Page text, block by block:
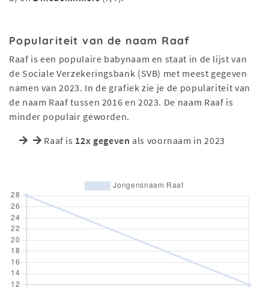
Populariteit van de naam Raaf
Raaf is een populaire babynaam en staat in de lijst van
de Sociale Verzekeringsbank (SVB) met meest gegeven
namen van 2023. In de grafiek zie je de populariteit van
de naam Raaf tussen 2016 en 2023. De naam Raaf is
minder populair geworden.
Raaf is 12x gegeven als voornaam in 2023